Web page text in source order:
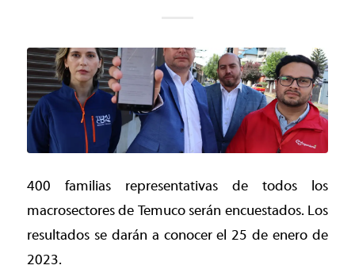
400 familias representativas de todos los
macrosectores de Temuco serán encuestados. Los
resultados se darán a conocer el 25 de enero de
2023.